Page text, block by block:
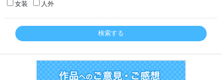
女装 人外
検索する